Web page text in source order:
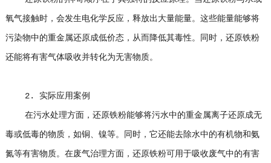
氧气接触时，会发生电化学反应，释放出大量能量。这些能量能够将
污染物中的重金属还原成低价态，从而降低其毒性。同时，还原铁粉
还能将有害气体吸收并转化为无害物质。
2. 实际应用案例
在污水处理方面，还原铁粉能够将污水中的重金属离子还原成无
毒或低毒的物质，如铜、镍等。同时，它还能去除水中的有机物和氨
氮等有害物质。在废气治理方面，还原铁粉可用于吸收废气中的有害